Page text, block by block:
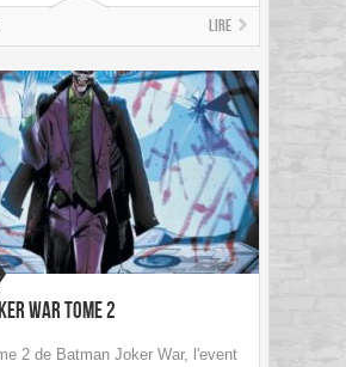
Lire
War Tome 2
2 de Batman Joker War, l'event